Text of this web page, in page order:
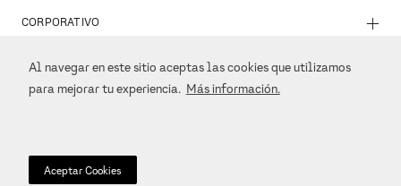
Al navegar en este sitio aceptas las cookies que utilizamos
para mejorar tu experiencia. Más información.
Aceptar Cookies
CORPORATIVO +
REDES SOCIALES